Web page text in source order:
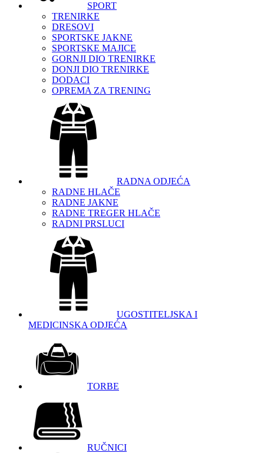
SPORT
TRENIRKE
DRESOVI
SPORTSKE JAKNE
SPORTSKE MAJICE
GORNJI DIO TRENIRKE
DONJI DIO TRENIRKE
DODACI
OPREMA ZA TRENING
RADNA ODJEĆA
RADNE HLAČE
RADNE JAKNE
RADNE TREGER HLAČE
RADNI PRSLUCI
UGOSTITELJSKA I
MEDICINSKA ODJEĆA
TORBE
RUČNICI